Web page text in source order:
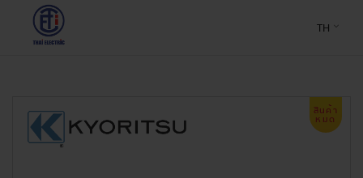
TH
สินค้า
หมด